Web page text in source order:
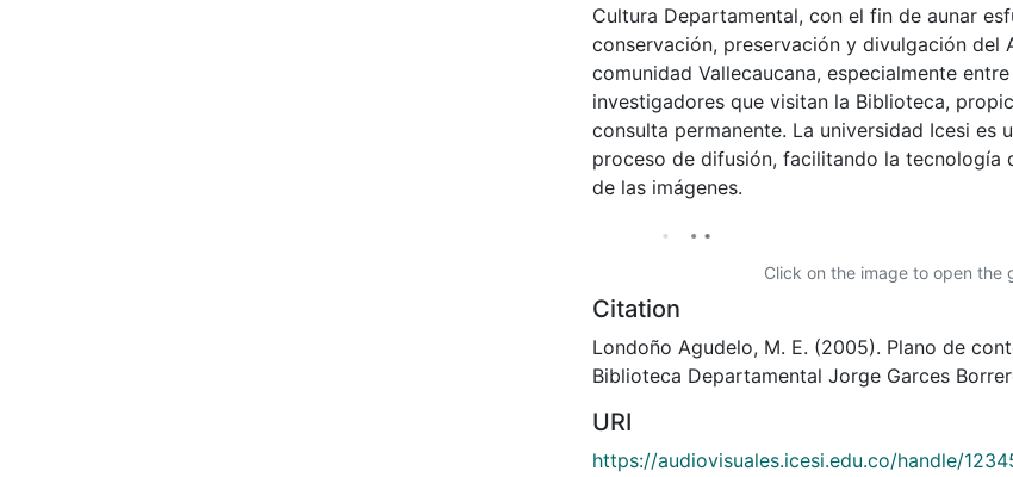
Cultura Departamental, con el fin de aunar
conservación, preservación y divulgación del
comunidad Vallecaucana, especialmente
investigadores que visitan la Biblioteca,
consulta permanente. La universidad Icesi es
proceso de difusión, facilitando la tecnología
de las imágenes.
Click on the image to open the
Citation
Londoño Agudelo, M. E. (2005). Plano de
Biblioteca Departamental Jorge Garces
URI
https://audiovisuales.icesi.edu.co/handle/